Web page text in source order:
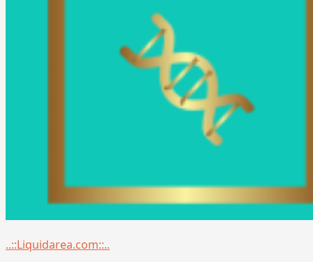
Menu
..::Liquidarea.com::..